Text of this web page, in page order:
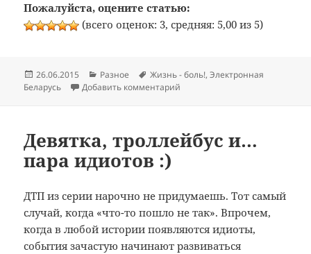
Пожалуйста, оцените статью:
(всего оценок: 3, средняя: 5,00 из 5)
Опубликовано
26.06.2015 Рубрики
Разное Метки
Жизнь - боль!,Электронная
Беларусь
Добавить комментарий
Девятка, троллейбус и…
пара идиотов :)
ДТП из серии нарочно не придумаешь. Тот самый
случай, когда «что-то пошло не так». Впрочем,
когда в любой истории появляются идиоты,
события зачастую начинают развиваться